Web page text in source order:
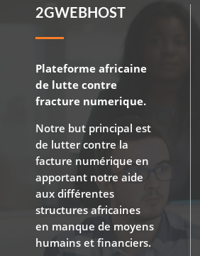
2GWEBHOST
Plateforme africaine
de lutte contre
fracture numerique.
Notre but principal est
de lutter contre la
facture numérique en
apportant notre aide
aux différentes
structures africaines
en manque de moyens
humains et financiers.